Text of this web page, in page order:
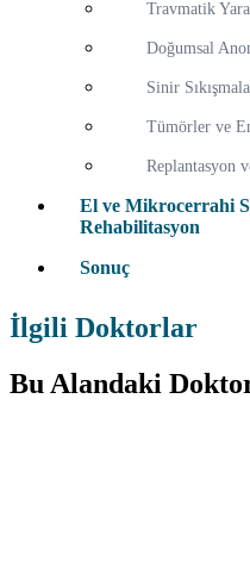
Travmatik
Doğumsal
Sinir
Tümörler ve
Replantasyon
El ve Mikrocerrahi
Rehabilitasyon
Sonuç
İlgili Doktorlar
Bu Alandaki